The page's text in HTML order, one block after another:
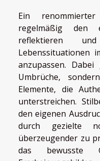
Ein
regelmäßig den
reflektieren
Lebenssituationen
anzupassen.
Umbrüche,
Elemente, die
unterstreichen.
den eigenen
durch gezielte
überzeugender zu
das bewusste